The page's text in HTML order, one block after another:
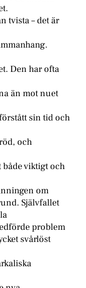
tvista – det är
Den har ofta
än mot nuet
sin tid och
och
både viktigt och
om
Självfallet
problem
svårlöst